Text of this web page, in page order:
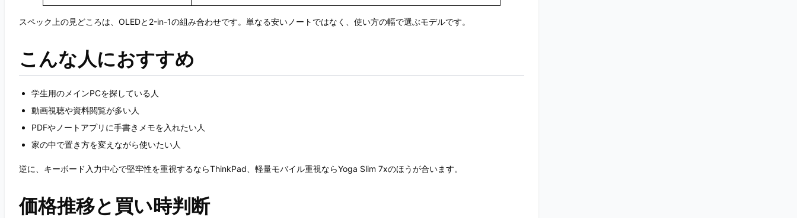
スペック上の見どころは、OLEDと2-in-1の組み合わせです。単なる安いノートではなく、使い方の幅で選ぶモデルです。
こんな人におすすめ
学生用のメインPCを探している人
動画視聴や資料閲覧が多い人
PDFやノートアプリに手書きメモを入れたい人
家の中で置き方を変えながら使いたい人
逆に、キーボード入力中心で堅牢性を重視するならThinkPad、軽量モバイル重視ならYoga Slim 7xのほうが合います。
価格推移と買い時判断